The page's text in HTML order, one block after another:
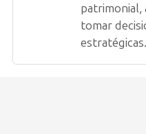
patrimonial,
tomar
estratégicas.